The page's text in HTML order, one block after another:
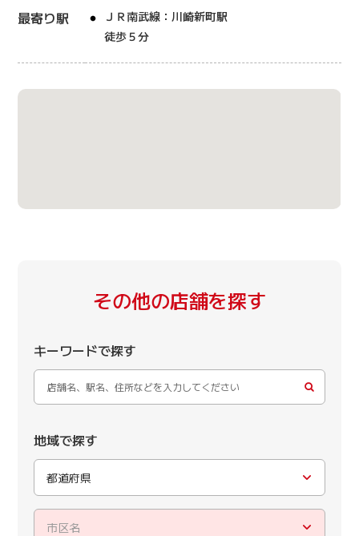
最寄り駅
ＪＲ南武線：川崎新町駅
徒歩５分
その他の店舗を探す
キーワードで探す
地域で探す
都道府県
市区名